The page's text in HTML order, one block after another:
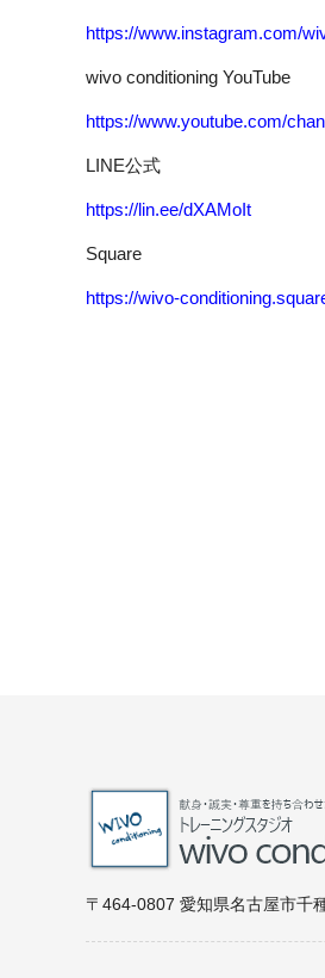
https://www.instagram.com/
wivo conditioning YouTube
https://www.youtube.com/
LINE公式
https://lin.ee/dXAMoIt
Square
https://wivo-
〒464-0807 愛知県名古屋市千